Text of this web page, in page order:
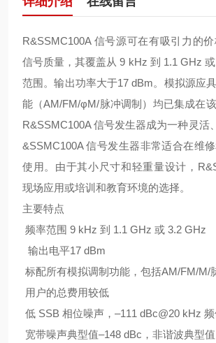
R&SSMC100A 信号源可在有吸引力的
信号质量，其覆盖从 9 kHz 到 1.1 GHz
范围。输出功率大于17 dBm。模拟源应
能（AM/FM/φM/脉冲调制）均已集成在
R&SSMC100A 信号发生器成为一种灵活
&SSMC100A 信号发生器非常适合在维
使用。由于其小尺寸和轻重量设计，
现场应用或培训和教育环境的选择。
主要特点
频率范围 9 kHz 到 1.1 GHz 或 3.2 GHz
输出电平17 dBm
标配所有模拟调制功能，包括AM/FM/M/
用户的总费用较低
低 SSB 相位噪声，–111 dBc@20 kHz
宽带噪声典型值–148 dBc，非谐波典型